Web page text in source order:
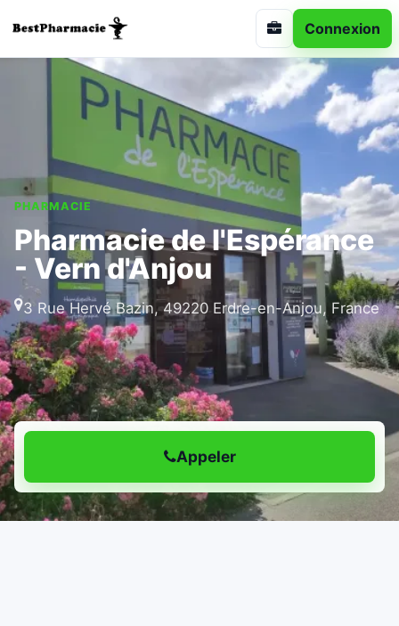
Connexion
PHARMACIE
Pharmacie de l'Espérance
- Vern d'Anjou
3 Rue Hervé Bazin, 49220 Erdre-en-Anjou, France
Appeler